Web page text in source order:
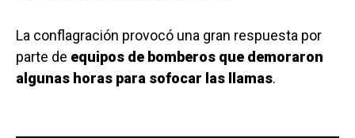
La conflagración provocó una gran respuesta por
parte de equipos de bomberos que demoraron
algunas horas para sofocar las llamas.